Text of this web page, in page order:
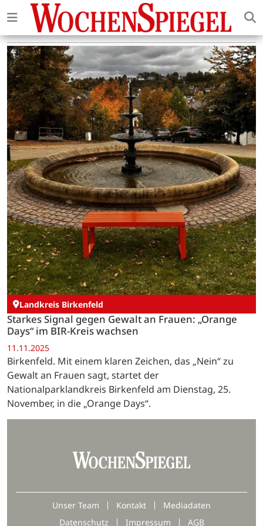
Landkreis Birkenfeld
Starkes Signal gegen Gewalt an Frauen: „Orange
Days“ im BIR-Kreis wachsen
11.11.2025
Birkenfeld. Mit einem klaren Zeichen, das „Nein“ zu
Gewalt an Frauen sagt, startet der
Nationalparklandkreis Birkenfeld am Dienstag, 25.
November, in die „Orange Days“.
Unser Team Kontakt
Mediadaten
Datenschutz
Impressum AGB